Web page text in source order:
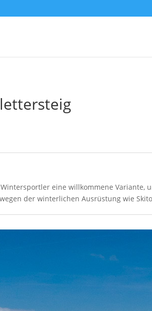
eine willkommene Variante,
der winterlichen Ausrüstung wie